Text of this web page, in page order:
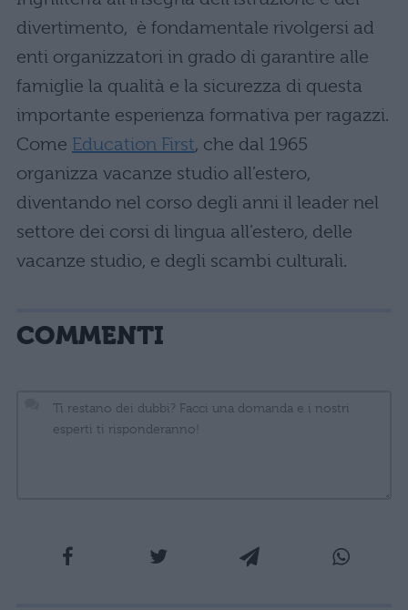
divertimento, è fondamentale rivolgersi ad
enti organizzatori in grado di garantire alle
famiglie la qualità e la sicurezza di questa
importante esperienza formativa per ragazzi.
Come Education First, che dal 1965
organizza vacanze studio all’estero,
diventando nel corso degli anni il leader nel
settore dei corsi di lingua all’estero, delle
vacanze studio, e degli scambi culturali.
COMMENTI